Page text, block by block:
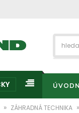
» ZÁHRADNÁ TECHNIKA »